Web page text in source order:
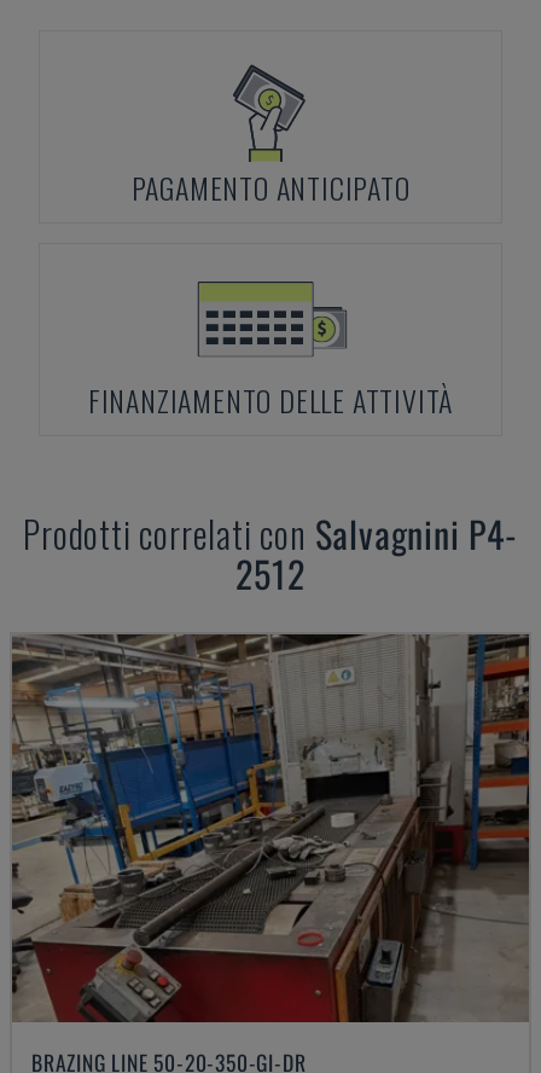
PAGAMENTO ANTICIPATO
FINANZIAMENTO DELLE ATTIVITÀ
Prodotti correlati con Salvagnini P4-
2512
BRAZING LINE 50-20-350-GI-DR